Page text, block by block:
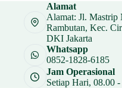
Alamat
Alamat: Jl. Mastrip
Rambutan, Kec.
DKI Jakarta
Whatsapp
0852-1828-6185
Jam Operasional
Setiap Hari, 08.00